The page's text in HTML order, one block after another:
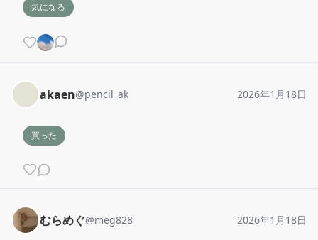
気になる
akaen@pencil_ak 2026年1月18日
買った
むらめぐ@meg828 2026年1月18日